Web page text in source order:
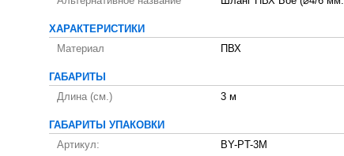
ХАРАКТЕРИСТИКИ
Материал
ПВХ
ГАБАРИТЫ
Длина (см.)
3 м
ГАБАРИТЫ УПАКОВКИ
Артикул:
BY-PT-3M